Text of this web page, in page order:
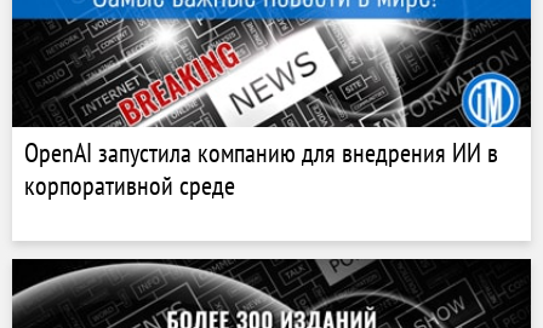
OpenAI запустила компанию для внедрения ИИ в
корпоративной среде